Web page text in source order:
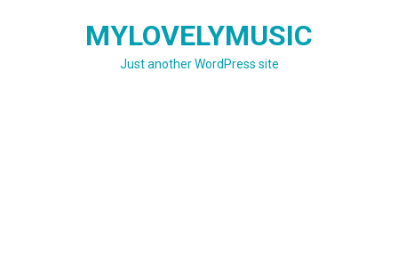
MYLOVELYMUSIC
Just another WordPress site